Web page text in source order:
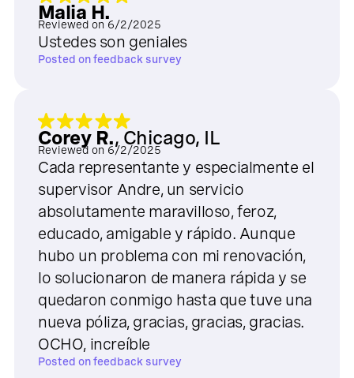
Malia H.
Reviewed on 6/2/2025
Ustedes son geniales
Posted onfeedback survey
Corey R., Chicago, IL
Reviewed on 6/2/2025
Cada representante y especialmente el
supervisor Andre, un servicio
absolutamente maravilloso, feroz,
educado, amigable y rápido. Aunque
hubo un problema con mi renovación,
lo solucionaron de manera rápida y se
quedaron conmigo hasta que tuve una
nueva póliza, gracias, gracias, gracias.
OCHO, increíble
Posted onfeedback survey